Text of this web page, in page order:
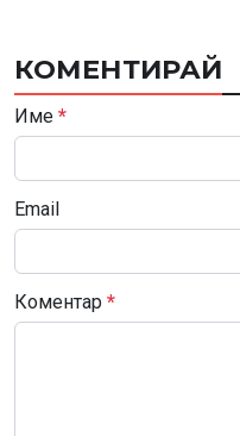
КОМЕНТИРАЙ
Име *
Email
Коментар *